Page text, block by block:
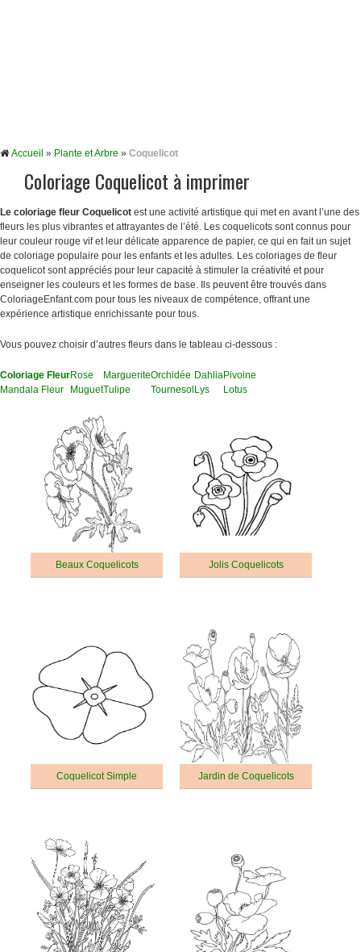
Accueil » Plante et Arbre » Coquelicot
Coloriage Coquelicot à imprimer
Le coloriage fleur Coquelicot est une activité artistique qui met en avant l’une des
fleurs les plus vibrantes et attrayantes de l’été. Les coquelicots sont connus pour
leur couleur rouge vif et leur délicate apparence de papier, ce qui en fait un sujet
de coloriage populaire pour les enfants et les adultes. Les coloriages de fleur
coquelicot sont appréciés pour leur capacité à stimuler la créativité et pour
enseigner les couleurs et les formes de base. Ils peuvent être trouvés dans
ColoriageEnfant.com pour tous les niveaux de compétence, offrant une
expérience artistique enrichissante pour tous.
Vous pouvez choisir d’autres fleurs dans le tableau ci-dessous :
Coloriage FleurRose MargueriteOrchidée DahliaPivoine
Mandala Fleur
MuguetTulipe Tournesol Lys Lotus
Beaux Coquelicots Jolis Coquelicots
Coquelicot Simple Jardin de Coquelicots